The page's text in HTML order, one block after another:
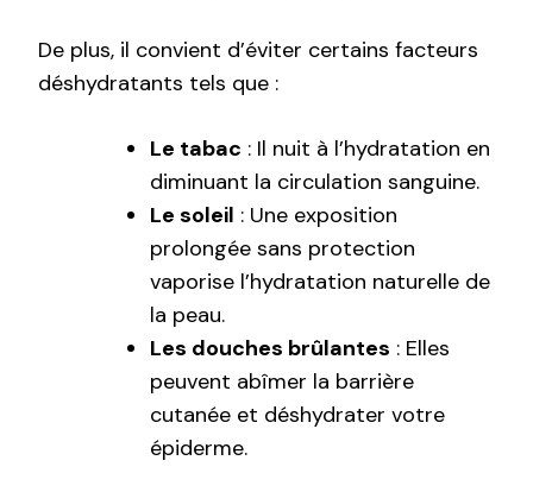
De plus, il convient d’éviter certains facteurs
déshydratants tels que :
Le tabac : Il nuit à l’hydratation en
diminuant la circulation sanguine.
Le soleil : Une exposition
prolongée sans protection
vaporise l’hydratation naturelle de
la peau.
Les douches brûlantes : Elles
peuvent abîmer la barrière
cutanée et déshydrater votre
épiderme.